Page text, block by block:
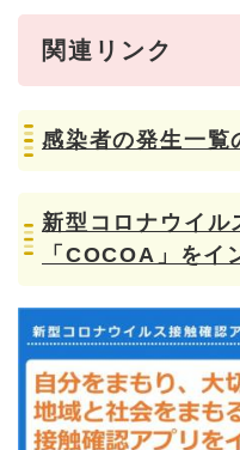
関連リンク
感染者の発生一覧
新型コロナウイル
「COCOA」をイ